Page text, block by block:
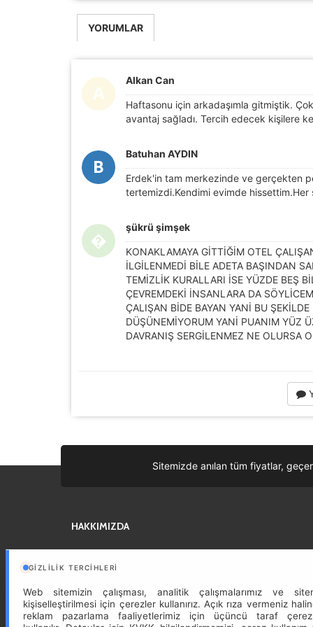
GIZLILIK TERCIHLERI
Web sitemizin çalışması, analitik çalışmalarımız ve
kişiselleştirilmesi için çerezler kullanırız. Açık rıza vermeniz
reklam pazarlama faaliyetlerimiz için üçüncü taraf
YORUMLAR
A
Alkan Can
Haftasonu için arkadaşımla gitmiştik.
avantaj sağladı. Tercih edecek kişilere
B
Batuhan AYDIN
Erdek'in tam merkezinde ve gerçekten
tertemizdi.Kendimi evimde hissettim.Her
�
şükrü şimşek
KONAKLAMAYA GİTTİĞİM OTEL
İLGİLENMEDİ BİLE ADETA BAŞINDAN
TEMİZLİK KURALLARI İSE YÜZDE BEŞ
ÇEVREMDEKİ İNSANLARA DA
ÇALIŞAN BİDE BAYAN YANİ BU
DÜŞÜNEMİYORUM YANİ PUANIM YÜZ
DAVRANIŞ SERGİLENMEZ NE OLURSA
Sitemizde anılan tüm fiyatlar,
HAKKIMIZDA
günlük turlara en iyi önerileri size getiriyoruz.